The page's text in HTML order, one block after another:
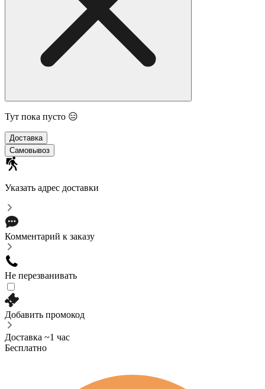
Тут пока пусто 😑
Доставка
Самовывоз
Указать адрес доставки
Комментарий к заказу
Не перезванивать
Добавить промокод
Доставка ~1 час
Бесплатно